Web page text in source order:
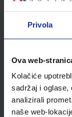
Privola
Ova web-
Kolačiće
sadržaj i oglase,
analizirali
naše web-
Školski razred
Vrsta školske
Vrsta škole
Reg br min